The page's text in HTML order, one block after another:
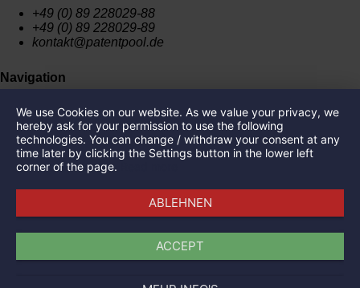
+49 (0) 89 228029-88
+49 (0) 89 228029-89
kontakt@patentpool.de
Navigation
News
Press
Imprint
Privacy Policy
Wispr Communication
We use Cookies on our website. As we value your privacy, we
hereby ask for your permission to use the following
technologies. You can change / withdraw your consent at any
time later by clicking the Settings button in the lower left
corner of the page.
ABLEHNEN
ACCEPT